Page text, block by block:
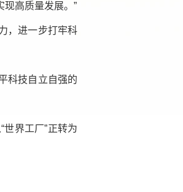
高质量发展。”
，进一步打牢科
科技自立自强的
界工厂”正转为